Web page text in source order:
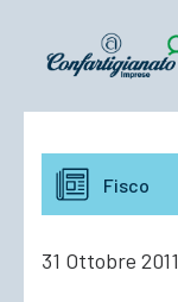
Notizie e Documenti
Confartigianato
Fisco
31 Ottobre 2011